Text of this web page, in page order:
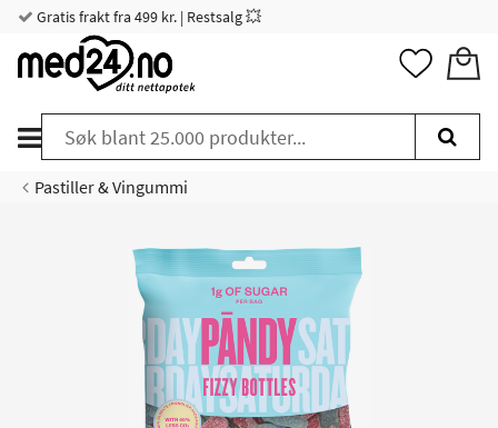
Gratis frakt fra 499 kr. | Restsalg 💥
Pastiller & Vingummi